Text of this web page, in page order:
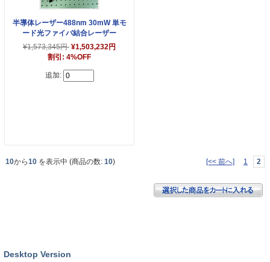
半導体レーザー488nm 30mW 単モ
ード光ファイバ結合レーザー
¥1,573,345円 ¥1,503,232円
割引: 4%OFF
追加:
10から10 を表示中 (商品の数: 10) [<< 前へ] 1 2
Desktop Version